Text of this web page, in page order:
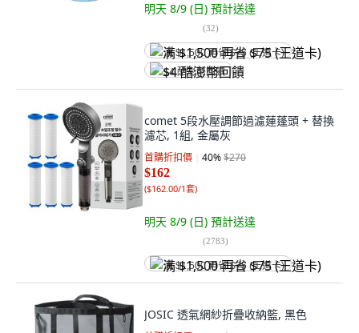
明天 8/9 (日) 預計送達
(32)
满 $1,500 再省 $75 (王道卡)
$4 酷澎幣回饋
comet 5段水壓調節過濾蓮蓬頭 + 替換
濾芯, 1組, 金屬灰
首購折扣價 40%$270
$162
($162.00/1套)
明天 8/9 (日) 預計送達
(2783)
满 $1,500 再省 $75 (王道卡)
JOSIC 透氣網紗折疊收納籃, 黑色